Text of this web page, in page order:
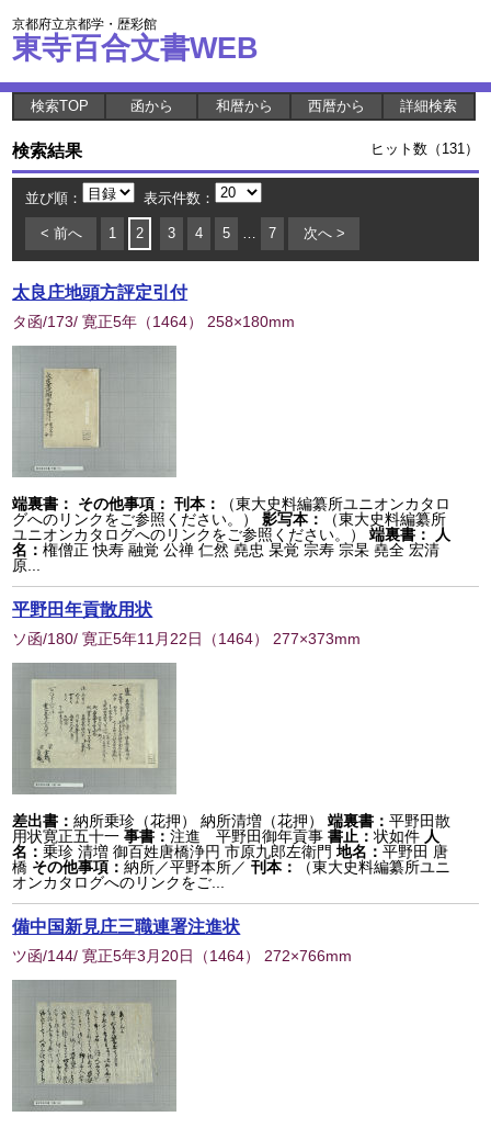
京都府立京都学・歴彩館
東寺百合文書WEB
検索TOP 函から 和暦から 西暦から 詳細検索
検索結果 ヒット数（131）
並び順： 表示件数：
< 前へ 1 2 3 4 5 … 7 次へ >
太良庄地頭方評定引付
タ函/173/ 寛正5年 （1464） 258×180mm
端裏書： その他事項： 刊本：
（東大史料編纂所ユニオンカタロ
グへのリンクをご参照ください。）
影写本：
（東大史料編纂所
ユニオンカタログへのリンクをご参照ください。）
端裏書：
人
名：権僧正 快寿 融覚 公禅 仁然 堯忠 杲覚 宗寿 宗杲 堯全 宏清
原...
平野田年貢散用状
ソ函/180/ 寛正5年11月22日 （1464） 277×373mm
差出書：納所乗珍（花押） 納所清増（花押） 端裏書：平野田散
用状寛正五十一 事書：注進 平野田御年貢事 書止：状如件 人
名：乗珍 清増 御百姓唐橋浄円 市原九郎左衛門 地名：平野田 唐
橋 その他事項：納所／平野本所／刊本：
（東大史料編纂所ユニ
オンカタログへのリンクをご...
備中国新見庄三職連署注進状
ツ函/144/ 寛正5年3月20日 （1464） 272×766mm